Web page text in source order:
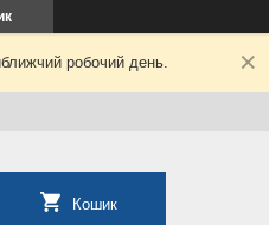
робочий день.
Кошик